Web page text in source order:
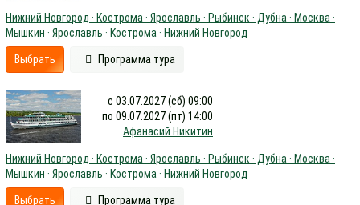
Нижний Новгород · Кострома · Ярославль · Рыбинск · Дубна · Москва ·
Мышкин · Ярославль · Кострома · Нижний Новгород
Выбрать Программа тура
с 03.07.2027 (сб) 09:00
по 09.07.2027 (пт) 14:00
Афанасий Никитин
Нижний Новгород · Кострома · Ярославль · Рыбинск · Дубна · Москва ·
Мышкин · Ярославль · Кострома · Нижний Новгород
Выбрать Программа тура